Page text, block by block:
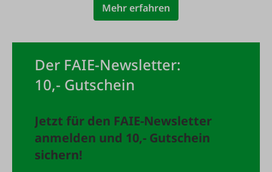
Mehr erfahren
Der FAIE-Newsletter:
10,- Gutschein
Jetzt für den FAIE-Newsletter
anmelden und 10,- Gutschein
sichern!